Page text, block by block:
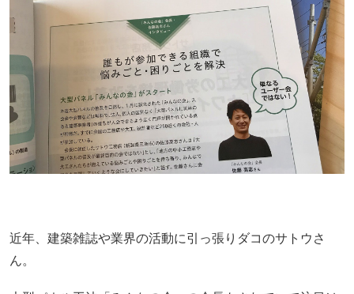
近年、建築雑誌や業界の活動に引っ張りダコのサトウさ
ん。